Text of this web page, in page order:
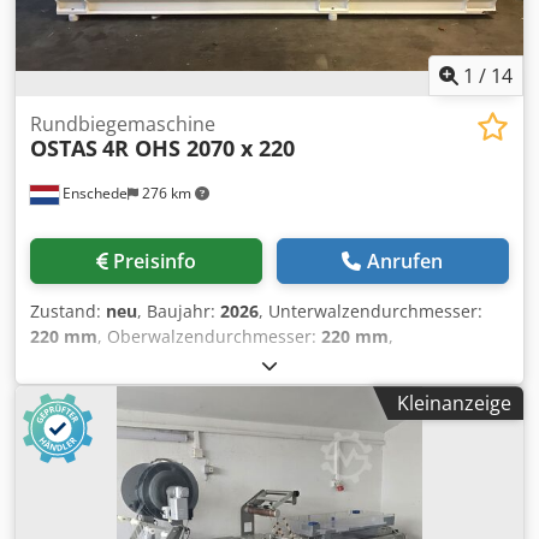
1 / 14
Enschede 276 km
Rundbiegemaschine
OSTAS4R OHS 2070 x 220
Preisinfo Anrufen
Zustand: neu, Baujahr: 2026, Unterwalzendurchmesser:
220 mm, Oberwalzendurchmesser: 220 mm,
180 mm
220 mm, Walzenlänge:2.070 mm, Blechstärke Stahl (max.):
10 mm, Leergewicht:4.500 kg
, - 4 Rollen Djdpfx Asr H Df
Iolxjwa - Kapazität 2070 x 10 - Biegekapazität 2070 x 8 -
Gehärtete Rollen - Durchmesser über Rolle 220 mm -
Durchmesser unter der Rolle 220 mm -
Seitenrollendurchmesser 180 mm - Hydraulisch - Digitale
Kleinanzeige